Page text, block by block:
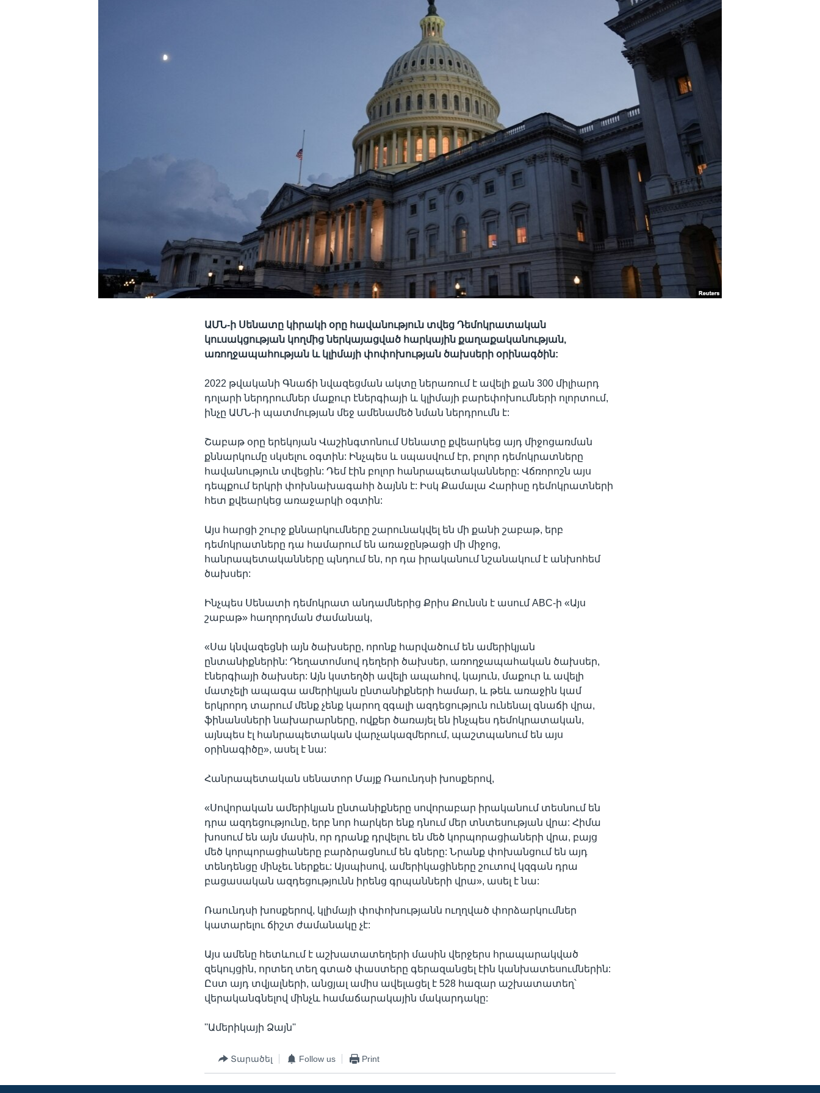
ԱՄՆ-ի Սենատը կիրակի օրը հավանություն տվեց Դեմոկրատական
կուսակցության կողմից ներկայացված հարկային քաղաքականության,
առողջապահության և կլիմայի փոփոխության ծախսերի օրինագծին:
2022 թվականի Գնաճի նվազեցման ակտը ներառում է ավելի քան 300 միլիարդ
դոլարի ներդրումներ մաքուր էներգիայի և կլիմայի բարեփոխումների ոլորտում,
ինչը ԱՄՆ-ի պատմության մեջ ամենամեծ նման ներդրումն է:
Շաբաթ օրը երեկոյան Վաշինգտոնում Սենատը քվեարկեց այդ միջոցառման
քննարկումը սկսելու օգտին: Ինչպես և սպասվում էր, բոլոր դեմոկրատները
հավանություն տվեցին: Դեմ էին բոլոր հանրապետականները: Վճռորոշն այս
դեպքում երկրի փոխնախագահի ձայնն է: Իսկ Քամալա Հարիսը դեմոկրատների
հետ քվեարկեց առաջարկի օգտին:
Այս հարցի շուրջ քննարկումները շարունակվել են մի քանի շաբաթ, երբ
դեմոկրատները դա համարում են առաջընթացի մի միջոց,
հանրապետականները պնդում են, որ դա իրականում նշանակում է անխոհեմ
ծախսեր:
Ինչպես Սենատի դեմոկրատ անդամներից Քրիս Քունսն է ասում ABC-ի «Այս
շաբաթ» հաղորդման ժամանակ,
«Սա կնվազեցնի այն ծախսերը, որոնք հարվածում են ամերիկյան
ընտանիքներին: Դեղատոմսով դեղերի ծախսեր, առողջապահական ծախսեր,
էներգիայի ծախսեր: Այն կստեղծի ավելի ապահով, կայուն, մաքուր և ավելի
մատչելի ապագա ամերիկյան ընտանիքների համար, և թեև առաջին կամ
երկրորդ տարում մենք չենք կարող զգալի ազդեցություն ունենալ գնաճի վրա,
ֆինանսների նախարարները, ովքեր ծառայել են ինչպես դեմոկրատական,
այնպես էլ հանրապետական վարչակազմերում, պաշտպանում են այս
օրինագիծը», ասել է նա:
Հանրապետական սենատոր Մայք Ռաունդսի խոսքերով,
«Սովորական ամերիկյան ընտանիքները սովորաբար իրականում տեսնում են
դրա ազդեցությունը, երբ նոր հարկեր ենք դնում մեր տնտեսության վրա: Հիմա
խոսում են այն մասին, որ դրանք դրվելու են մեծ կորպորացիաների վրա, բայց
մեծ կորպորացիաները բարձրացնում են գները: Նրանք փոխանցում են այդ
տենդենցը մինչեւ ներքեւ: Այսպիսով, ամերիկացիները շուտով կզգան դրա
բացասական ազդեցությունն իրենց գրպանների վրա», ասել է նա:
Ռաունդսի խոսքերով, կլիմայի փոփոխությանն ուղղված փորձարկումներ
կատարելու ճիշտ ժամանակը չէ:
Այս ամենը հետևում է աշխատատեղերի մասին վերջերս հրապարակված
զեկույցին, որտեղ տեղ գտած փաստերը գերազանցել էին կանխատեսումներին:
Ըստ այդ տվյալների, անցյալ ամիս ավելացել է 528 հազար աշխատատեղ՝
վերականգնելով մինչև համաճարակային մակարդակը:
''Ամերիկայի Ձայն''
Տարածել Follow us Print